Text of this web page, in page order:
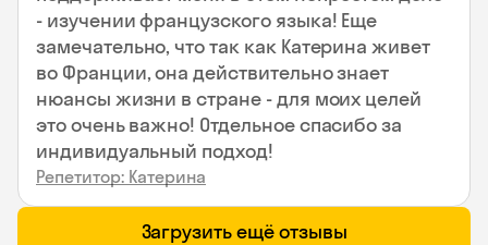
- изучении французского языка! Еще
замечательно, что так как Катерина живет
во Франции, она действительно знает
нюансы жизни в стране - для моих целей
это очень важно! Отдельное спасибо за
индивидуальный подход!
Репетитор: Катерина
Загрузить ещё отзывы